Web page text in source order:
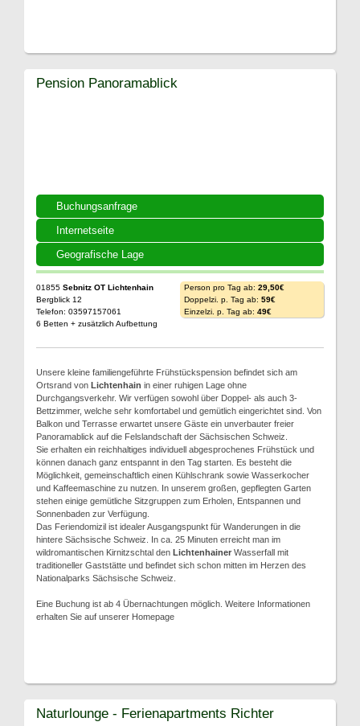
Buchungsanfrage
Internetseite
Geografische Lage
Pension Panoramablick
01855 Sebnitz OT Lichtenhain
Bergblick 12
Telefon: 03597157061
6 Betten + zusätzlich Aufbettung
Person pro Tag ab: 29,50€
Doppelzi. p. Tag ab: 59€
Einzelzi. p. Tag ab: 49€
Unsere kleine familiengeführte Frühstückspension befindet sich am
Ortsrand von Lichtenhain in einer ruhigen Lage ohne
Durchgangsverkehr. Wir verfügen sowohl über Doppel- als auch 3-
Bettzimmer, welche sehr komfortabel und gemütlich eingerichtet sind. Von
Balkon und Terrasse erwartet unsere Gäste ein unverbauter freier
Panoramablick auf die Felslandschaft der Sächsischen Schweiz.
Sie erhalten ein reichhaltiges individuell abgesprochenes Frühstück und
können danach ganz entspannt in den Tag starten. Es besteht die
Möglichkeit, gemeinschaftlich einen Kühlschrank sowie Wasserkocher
und Kaffeemaschine zu nutzen. In unserem großen, gepflegten Garten
stehen einige gemütliche Sitzgruppen zum Erholen, Entspannen und
Sonnenbaden zur Verfügung.
Das Feriendomizil ist idealer Ausgangspunkt für Wanderungen in die
hintere Sächsische Schweiz. In ca. 25 Minuten erreicht man im
wildromantischen Kirnitzschtal den Lichtenhainer Wasserfall mit
traditioneller Gaststätte und befindet sich schon mitten im Herzen des
Nationalparks Sächsische Schweiz.
Eine Buchung ist ab 4 Übernachtungen möglich. Weitere Informationen
erhalten Sie auf unserer Homepage
Naturlounge - Ferienapartments Richter